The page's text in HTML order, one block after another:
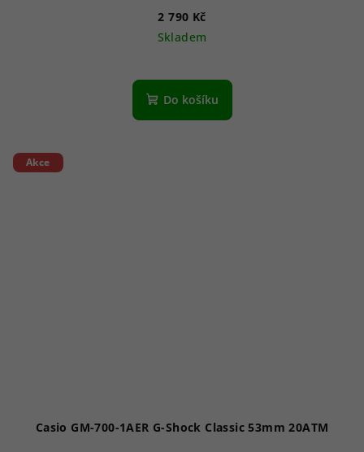
2 790 Kč
Skladem
Do košíku
Akce
Casio GM-700-1AER G-Shock Classic 53mm 20ATM